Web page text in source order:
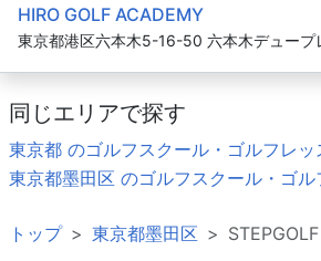
HIRO GOLF ACADEMY
東京都港区六本木5-16-50 六本木デュープ
同じエリアで探す
東京都 のゴルフスクール・ゴルフレッ
東京都墨田区 のゴルフスクール・ゴル
トップ 東京都墨田区